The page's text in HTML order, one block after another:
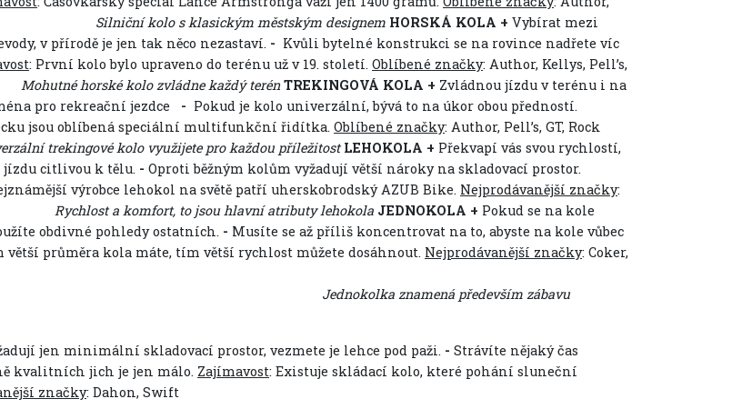
Silniční kolo s klasickým městským designem HORSKÁ KOLA + Vybírat mezi
v přírodě je jen tak něco nezastaví. - Kvůli bytelné konstrukci se na rovince nadřete víc
: První kolo bylo upraveno do terénu už v 19. století. Oblíbené značky: Author, Kellys, Pell’s,
horské kolo zvládne každý terén TREKINGOVÁ KOLA + Zvládnou jízdu v terénu i na
pro rekreační jezdce - Pokud je kolo univerzální, bývá to na úkor obou předností.
jsou oblíbená speciální multifunkční řidítka. Oblíbené značky: Author, Pell’s, GT, Rock
trekingové kolo využijete pro každou příležitost LEHOKOLA + Překvapí vás svou rychlostí,
jízdu citlivou k tělu. - Oproti běžným kolům vyžadují větší nároky na skladovací prostor.
výrobce lehokol na světě patří uherskobrodský AZUB Bike. Nejprodávanější značky:
Rychlost a komfort, to jsou hlavní atributy lehokola JEDNOKOLA + Pokud se na kole
obdivné pohledy ostatních. - Musíte se až příliš koncentrovat na to, abyste na kole vůbec
větší průměra kola máte, tím větší rychlost můžete dosáhnout. Nejprodávanější značky: Coker,
znamená především zábavu
jen minimální skladovací prostor, vezmete je lehce pod paži. - Strávíte nějaký čas
kvalitních jich je jen málo. Zajímavost: Existuje skládací kolo, které pohání sluneční
značky: Dahon, Swift